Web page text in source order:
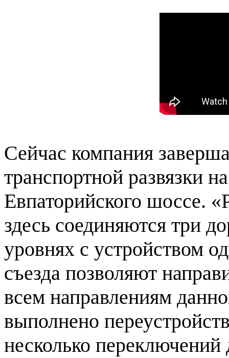
Сейчас компания
транспортной развязки
Евпаторийского шоссе.
здесь соединяются три
уровнях с устройством
съезда позволяют
всем направлениям
выполнено
несколько